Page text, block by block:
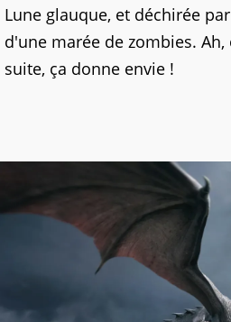
Lune glauque, et déchirée
d'une marée de zombies.
suite, ça donne envie !